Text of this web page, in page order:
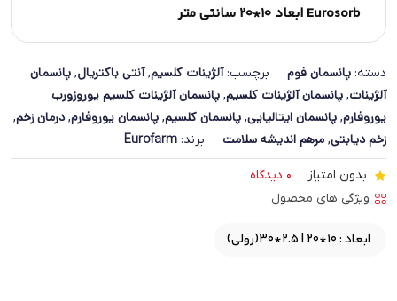
Eurosorb ابعاد 10*20 سانتی متر
دسته: پانسمان فوم برچسب:آلژینات کلسیم,آنتی باکتریال, پانسمان
آلژینات, پانسمان آلژینات کلسیم, پانسمان آلژینات کلسیم یوروزورب
یوروفارم, پانسمان ایتالیایی, پانسمان کلسیم, پانسمان یوروفارم,درمان زخم,
زخم دیابتی, مرهم اندیشه سلامت برند: Eurofarm
بدون امتیاز
0 دیدگاه
ویژگی های محصول
ابعاد : 10*20 | 2.5*30(رولی)